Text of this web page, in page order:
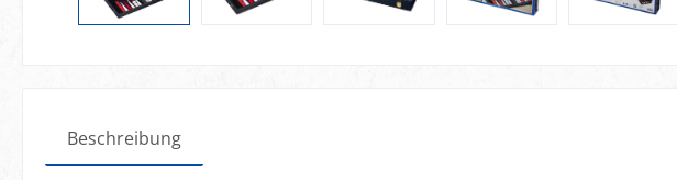
Beschreibung